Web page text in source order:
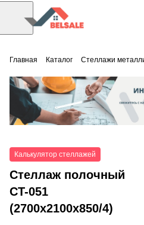
Главная Каталог Стеллажи
Калькулятор стеллажей
Стеллаж полочный
СT-051
(2700x2100x850/4)